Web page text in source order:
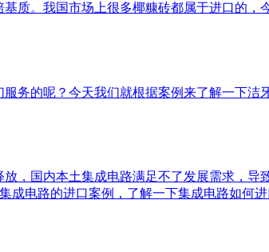
质。我国市场上很多椰糠砖都属于进口的，
的呢？今天我们就根据案例来了解一下洁
，国内本土集成电路满足不了发展需求，
成电路的进口案例，了解一下集成电路如何进